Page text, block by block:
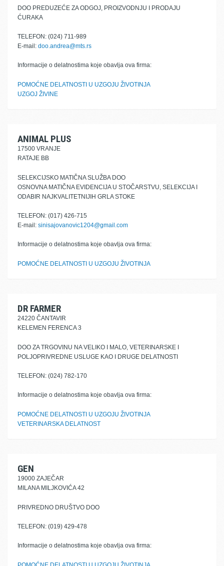
DOO PREDUZEĆE ZA ODGOJ, PROIZVODNJU I PRODAJU
ĆURAKA
TELEFON: (024) 711-989
E-mail: doo.andrea@mts.rs
Informacije o delatnostima koje obavlja ova firma:
POMOĆNE DELATNOSTI U UZGOJU ŽIVOTINJA
UZGOJ ŽIVINE
ANIMAL PLUS
17500 VRANJE
RATAJE BB
SELEKCIJSKO MATIČNA SLUŽBA DOO
OSNOVNA MATIČNA EVIDENCIJA U STOČARSTVU, SELEKCIJA I
ODABIR NAJKVALITETNIJIH GRLA STOKE
TELEFON: (017) 426-715
E-mail: sinisajovanovic1204@gmail.com
Informacije o delatnostima koje obavlja ova firma:
POMOĆNE DELATNOSTI U UZGOJU ŽIVOTINJA
DR FARMER
24220 ČANTAVIR
KELEMEN FERENCA 3
DOO ZA TRGOVINU NA VELIKO I MALO, VETERINARSKE I
POLJOPRIVREDNE USLUGE KAO I DRUGE DELATNOSTI
TELEFON: (024) 782-170
Informacije o delatnostima koje obavlja ova firma:
POMOĆNE DELATNOSTI U UZGOJU ŽIVOTINJA
VETERINARSKA DELATNOST
GEN
19000 ZAJEČAR
MILANA MILJKOVIĆA 42
PRIVREDNO DRUŠTVO DOO
TELEFON: (019) 429-478
Informacije o delatnostima koje obavlja ova firma: